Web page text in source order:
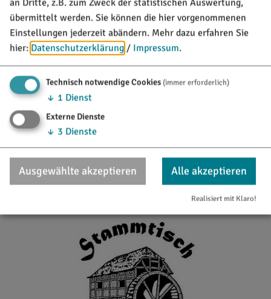
12. - 25.10.26
Wildwochen im Hotel Dirsch
Kulinarische Veranstaltungen
an Dritte, z.B. zum Zweck der statistischen Auswertung,
übermittelt werden. Sie können die hier vorgenommenen
Einstellungen jederzeit abändern. Mehr dazu erfahren Sie
hier: Datenschutzerklärung / Impressum.
Technisch notwendige Cookies(immer erforderlich)
↓ 1 Dienst
Externe Dienste
↓ 3 Dienste
Ausgewählte akzeptieren Alle akzeptieren
Realisiert mit Klaro!